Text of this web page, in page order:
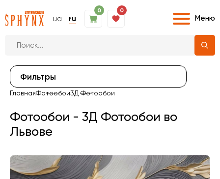
ua ru
0 0
Меню
Фильтры
ГлавнаяФотообои3Д Фотообои
Фотообои - 3Д Фотообои во
Львове